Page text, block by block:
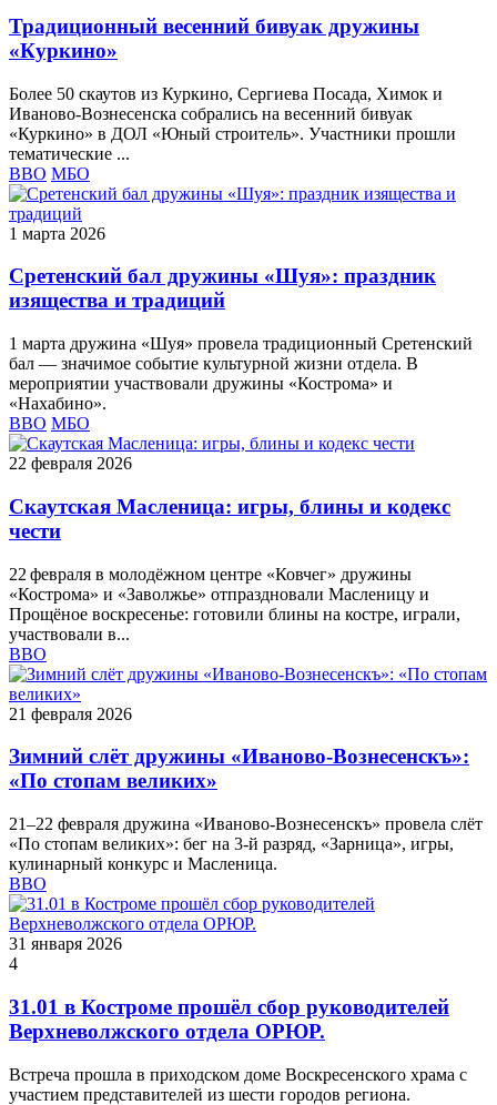
Традиционный весенний бивуак дружины
«Куркино»
Более 50 скаутов из Куркино, Сергиева Посада, Химок и
Иваново‑Вознесенска собрались на весенний бивуак
«Куркино» в ДОЛ «Юный строитель». Участники прошли
тематические ...
ВВО МБО
1 марта 2026
Сретенский бал дружины «Шуя»: праздник
изящества и традиций
1 марта дружина «Шуя» провела традиционный Сретенский
бал — значимое событие культурной жизни отдела. В
мероприятии участвовали дружины «Кострома» и
«Нахабино».
ВВО МБО
22 февраля 2026
Скаутская Масленица: игры, блины и кодекс
чести
22 февраля в молодёжном центре «Ковчег» дружины
«Кострома» и «Заволжье» отпраздновали Масленицу и
Прощёное воскресенье: готовили блины на костре, играли,
участвовали в...
ВВО
21 февраля 2026
Зимний слёт дружины «Иваново‑Вознесенскъ»:
«По стопам великих»
21–22 февраля дружина «Иваново‑Вознесенскъ» провела слёт
«По стопам великих»: бег на 3‑й разряд, «Зарница», игры,
кулинарный конкурс и Масленица.
ВВО
31 января 2026
4
31.01 в Костроме прошёл сбор руководителей
Верхневолжского отдела ОРЮР.
Встреча прошла в приходском доме Воскресенского храма с
участием представителей из шести городов региона.